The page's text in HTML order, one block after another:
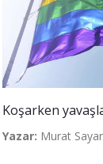
Koşarken
Yazar: Murat